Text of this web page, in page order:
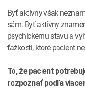
Byť aktívny však
sám. Byť aktívny
psychickému stavu a
ťažkosti, ktoré pacient
To, že pacient
rozpoznať podľa